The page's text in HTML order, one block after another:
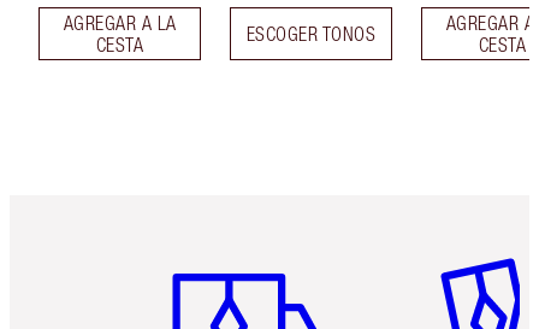
AGREGAR A LA
CESTA
ESCOGER TONOS
AGREGAR
CESTA